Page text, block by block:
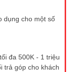
dụng cho một số
đa 500K - 1 triệu
trả góp cho khách